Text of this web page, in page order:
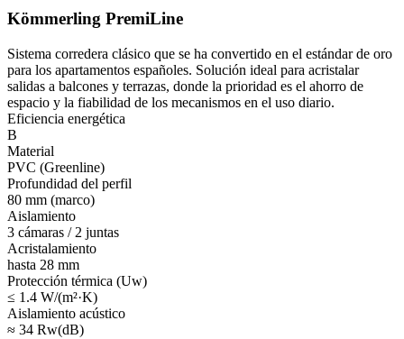
Kömmerling PremiLine
Sistema corredera clásico que se ha convertido en el estándar de oro
para los apartamentos españoles. Solución ideal para acristalar
salidas a balcones y terrazas, donde la prioridad es el ahorro de
espacio y la fiabilidad de los mecanismos en el uso diario.
Eficiencia energética
B
Material
PVC (Greenline)
Profundidad del perfil
80 mm (marco)
Aislamiento
3 cámaras / 2 juntas
Acristalamiento
hasta 28 mm
Protección térmica (Uw)
≤ 1.4 W/(m²·K)
Aislamiento acústico
≈ 34 Rw(dB)